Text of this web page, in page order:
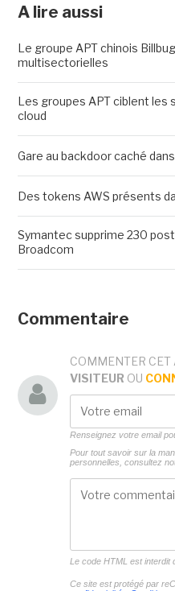
A lire aussi
Le groupe APT chinois
multisectorielles
Les groupes APT ciblent
cloud
Gare au backdoor caché
Des tokens AWS présents
Symantec supprime 230
Broadcom
Commentaire
COMMENTER CET
VISITEUR OU
Renseignez votre email
Pour tout savoir sur la
personnelles, consultez
Le code HTML est interdit
Ce site est protégé par